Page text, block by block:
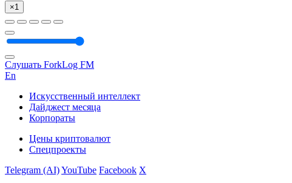
×1
Слушать ForkLog FM
En
Искусственный интеллект
Дайджест месяца
Корпораты
Цены криптовалют
Спецпроекты
Telegram (AI)YouTube Facebook X